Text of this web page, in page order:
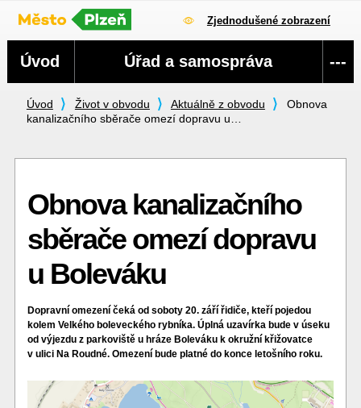
Zjednodušené zobrazení
Úvod Život v obvodu Aktuálně z obvodu
Obnova
kanalizačního sběrače omezí dopravu u…
Obnova kanalizačního
sběrače omezí dopravu
u Boleváku
Dopravní omezení čeká od soboty 20. září řidiče, kteří pojedou
kolem Velkého boleveckého rybníka. Úplná uzavírka bude v úseku
od výjezdu z parkoviště u hráze Boleváku k okružní křižovatce
v ulici Na Roudné. Omezení bude platné do konce letošního roku.
Navigace
Úvod Úřad a samospráva ---